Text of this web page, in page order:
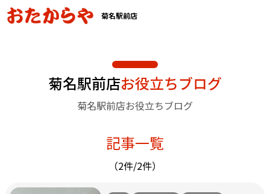
菊名駅前店
菊名駅前店お役立ちブログ
菊名駅前店お役立ちブログ
記事一覧
（2件/2件）